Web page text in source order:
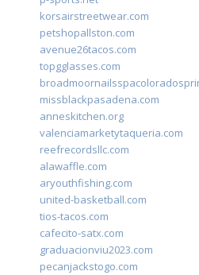
korsairstreetwear.com
petshopallston.com
avenue26tacos.com
topgglasses.com
missblackpasadena.com
anneskitchen.org
valenciamarketytaqueria.com
reefrecordsllc.com
alawaffle.com
aryouthfishing.com
united-basketball.com
tios-tacos.com
cafecito-satx.com
graduacionviu2023.com
pecanjackstogo.com